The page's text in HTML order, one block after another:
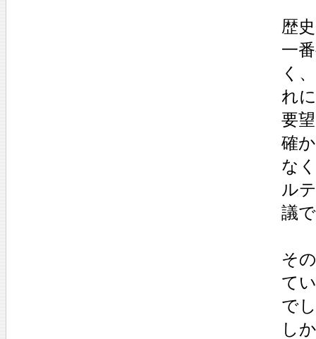
歴
一
く
れ
要
確
な
ル
議
そ
て
で
し